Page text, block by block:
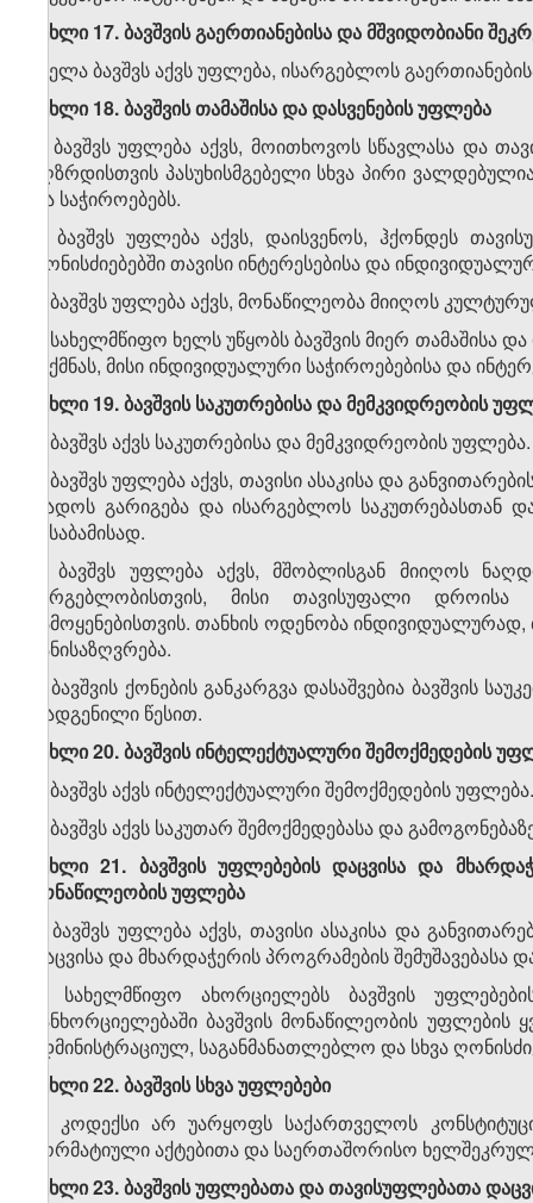
მუხლი 17. ბავშვის გაერთიანებისა და მშვიდობიანი
ყველა ბავშვს აქვს უფლება, ისარგებლოს
მუხლი 18. ბავშვის თამაშისა და დასვენების უფლება
1. ბავშვს უფლება აქვს, მოითხოვოს სწავლასა და
აღზრდისთვის პასუხისმგებელი სხვა პირი
და საჭიროებებს.
2. ბავშვს უფლება აქვს, დაისვენოს, ჰქონდეს
ღონისძიებებში თავისი ინტერესებისა და
3. ბავშვს უფლება აქვს, მონაწილეობა მიიღოს
4. სახელმწიფო ხელს უწყობს ბავშვის მიერ თამაშისა
შექმნას, მისი ინდივიდუალური საჭიროებებისა და
მუხლი 19. ბავშვის საკუთრებისა და მემკვიდრეობის
1. ბავშვს აქვს საკუთრებისა და მემკვიდრეობის უფლება.
2. ბავშვს უფლება აქვს, თავისი ასაკისა და
დადოს გარიგება და ისარგებლოს საკუთრებასთან
შესაბამისად.
3. ბავშვს უფლება აქვს, მშობლისგან მიიღოს
სარგებლობისთვის, მისი თავისუფალი
გამოყენებისთვის. თანხის ოდენობა
განისაზღვრება.
4. ბავშვის ქონების განკარგვა დასაშვებია ბავშვის
დადგენილი წესით.
მუხლი 20. ბავშვის ინტელექტუალური შემოქმედების
1. ბავშვს აქვს ინტელექტუალური შემოქმედების უფლება.
2. ბავშვს აქვს საკუთარ შემოქმედებასა და
მუხლი 21. ბავშვის უფლებების დაცვისა და
მონაწილეობის უფლება
1. ბავშვს უფლება აქვს, თავისი ასაკისა და
დაცვისა და მხარდაჭერის პროგრამების შემუშავებასა
2. სახელმწიფო ახორციელებს ბავშვის
განხორციელებაში ბავშვის მონაწილეობის
ადმინისტრაციულ, საგანმანათლებლო და სხვა
მუხლი 22. ბავშვის სხვა უფლებები
ეს კოდექსი არ უარყოფს საქართველოს
ნორმატიული აქტებითა და საერთაშორისო
მუხლი 23. ბავშვის უფლებათა და თავისუფლებათა